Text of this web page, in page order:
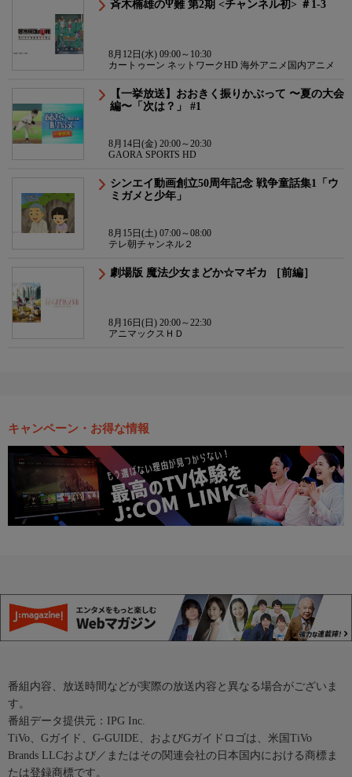
斉木楠雄のΨ難 第2期 <チャンネル初> ＃1-3
8月12日(水) 09:00～10:30
カートゥーン ネットワークHD 海外アニメ国内アニメ
【一挙放送】おおきく振りかぶって 〜夏の大会
編〜「次は？」 #1
8月14日(金) 20:00～20:30
GAORA SPORTS HD
シンエイ動画創立50周年記念 戦争童話集1「ウ
ミガメと少年」
8月15日(土) 07:00～08:00
テレ朝チャンネル２
劇場版 魔法少女まどか☆マギカ ［前編］
8月16日(日) 20:00～22:30
アニマックスＨＤ
キャンペーン・お得な情報
番組内容、放送時間などが実際の放送内容と異なる場合がございま
す。
番組データ提供元：IPG Inc.
TiVo、Gガイド、G-GUIDE、およびGガイドロゴは、米国TiVo
Brands LLCおよび／またはその関連会社の日本国内における商標ま
たは登録商標です。